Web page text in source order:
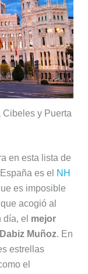
y Puerta
en esta lista de
es el
NH
es imposible
acogió al
el mejor
Muñoz. En
estrellas
el